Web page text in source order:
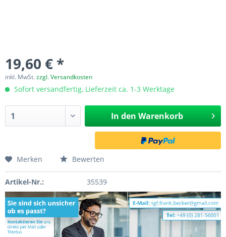
19,60 € *
inkl. MwSt.zzgl. Versandkosten
Sofort versandfertig, Lieferzeit ca. 1-3 Werktage
In den Warenkorb
Merken Bewerten
Artikel-Nr.: 35539